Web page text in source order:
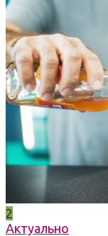
2
Актуально